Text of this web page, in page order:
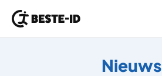
Nieuws